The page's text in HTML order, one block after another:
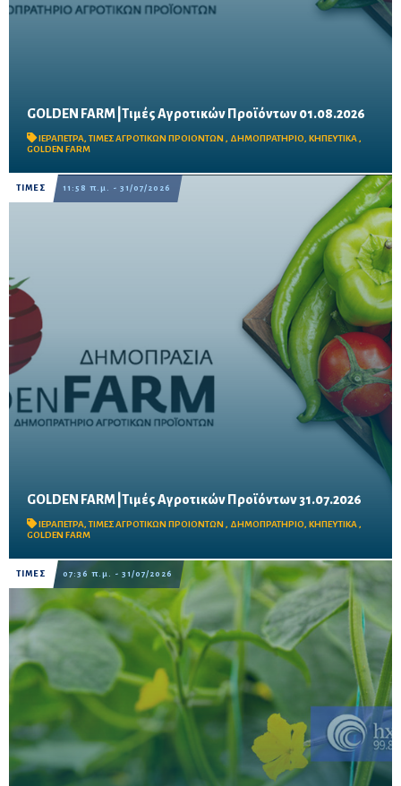
GOLDEN FARM |Τιμές Αγροτικών Προϊόντων 01.08.2026
ΙΕΡΑΠΕΤΡΑ,ΤΙΜΕΣ ΑΓΡΟΤΙΚΩΝ ΠΡΟΙΟΝΤΩΝ , ΔΗΜΟΠΡΑΤΗΡΙΟ, ΚΗΠΕΥΤΙΚΑ,
GOLDEN FARM
ΤΙΜΕΣ 11:58 π.μ. - 31/07/2026
GOLDEN FARM |Τιμές Αγροτικών Προϊόντων 31.07.2026
ΙΕΡΑΠΕΤΡΑ,ΤΙΜΕΣ ΑΓΡΟΤΙΚΩΝ ΠΡΟΙΟΝΤΩΝ , ΔΗΜΟΠΡΑΤΗΡΙΟ, ΚΗΠΕΥΤΙΚΑ,
GOLDEN FARM
ΤΙΜΕΣ 07:36 π.μ. - 31/07/2026